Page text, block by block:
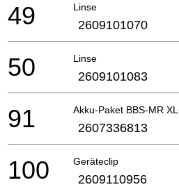
Linse
49 2609101070
Linse
50 2609101083
Akku-Paket BBS-MR
91 2607336813
Geräteclip
100 2609110956